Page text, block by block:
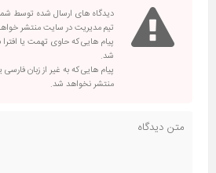
دیدگاه های ارسال شده توسط
تیم مدیریت در سایت منتشر
پیام هایی که حاوی تهمت یا
شد.
پیام هایی که به غیر از زبان
منتشر نخواهد شد.